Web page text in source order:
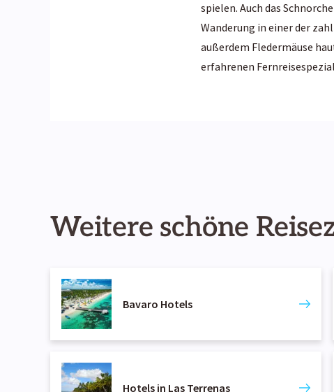
spielen. Auch das
Wanderung in einer der
außerdem Fledermäuse
erfahrenen
Weitere schöne
Bavaro Hotels
Hotels in Las Terrenas